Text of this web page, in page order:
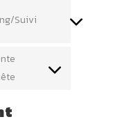
wordpress
service
Suivi
Consent
service
Consent